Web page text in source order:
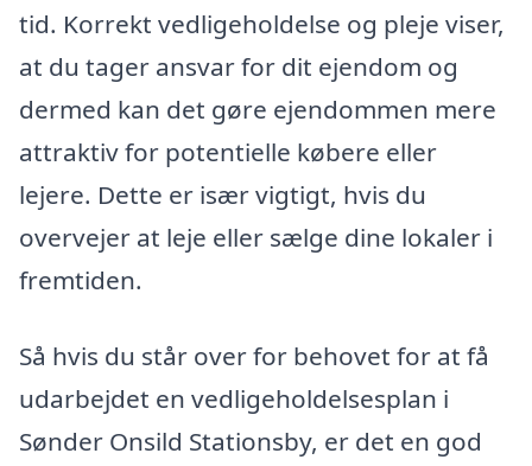
tid. Korrekt vedligeholdelse og pleje viser,
at du tager ansvar for dit ejendom og
dermed kan det gøre ejendommen mere
attraktiv for potentielle købere eller
lejere. Dette er især vigtigt, hvis du
overvejer at leje eller sælge dine lokaler i
fremtiden.
Så hvis du står over for behovet for at få
udarbejdet en vedligeholdelsesplan i
Sønder Onsild Stationsby, er det en god